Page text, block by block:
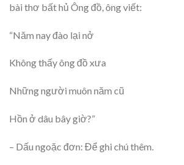
bài thơ bất hủ Ông đồ, ông viết:
“Năm nay đào lại nở
Không thấy ông đồ xưa
Những người muôn năm cũ
Hồn ở dâu bây giờ?”
– Dấu ngoặc đơn: Để ghi chú thêm.